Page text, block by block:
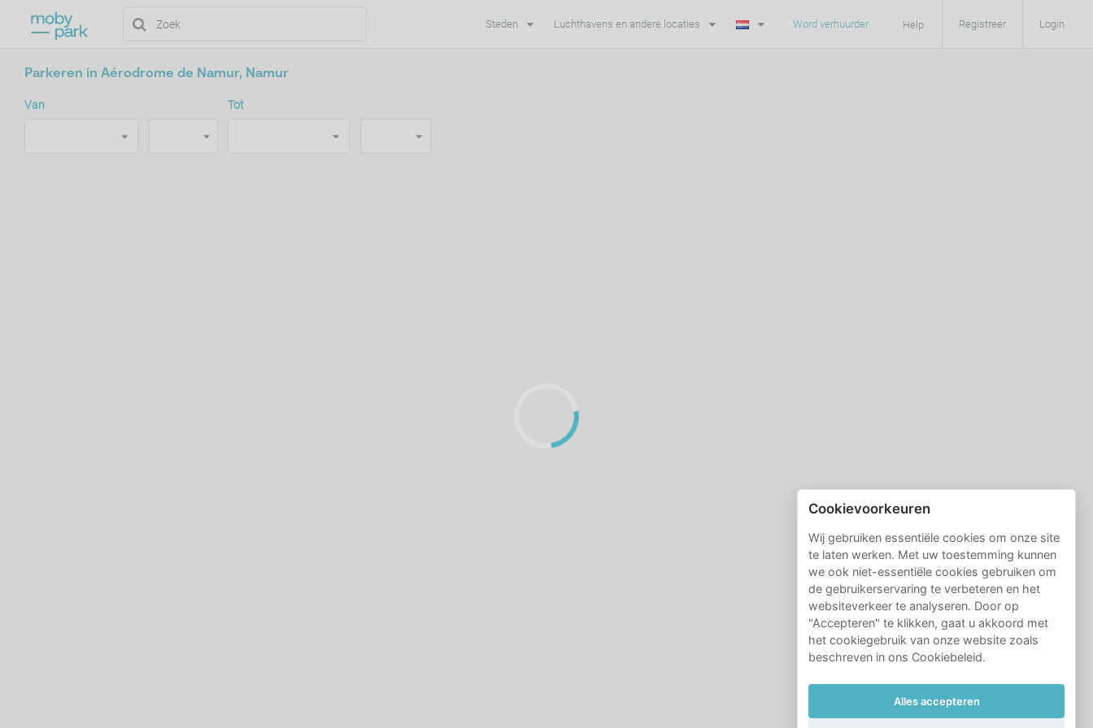
Word verhuurder Help Registreer Login
Steden Luchthavens en andere locaties
Parkeren in Aérodrome de Namur, Namur
Van Tot
Cookievoorkeuren
Wij gebruiken essentiële cookies om onze site
te laten werken. Met uw toestemming kunnen
we ook niet-essentiële cookies gebruiken om
de gebruikerservaring te verbeteren en het
websiteverkeer te analyseren. Door op
"Accepteren" te klikken, gaat u akkoord met
het cookiegebruik van onze website zoals
beschreven in ons Cookiebeleid.
Alles accepteren